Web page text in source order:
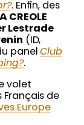
. Enfin, des
CREOLE
Lestrade
(ID,
panel Club
.
volet
Français de
Europe